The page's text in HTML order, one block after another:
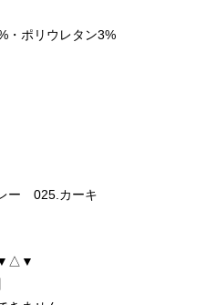
・ポリウレタン3%
ー 025.カーキ